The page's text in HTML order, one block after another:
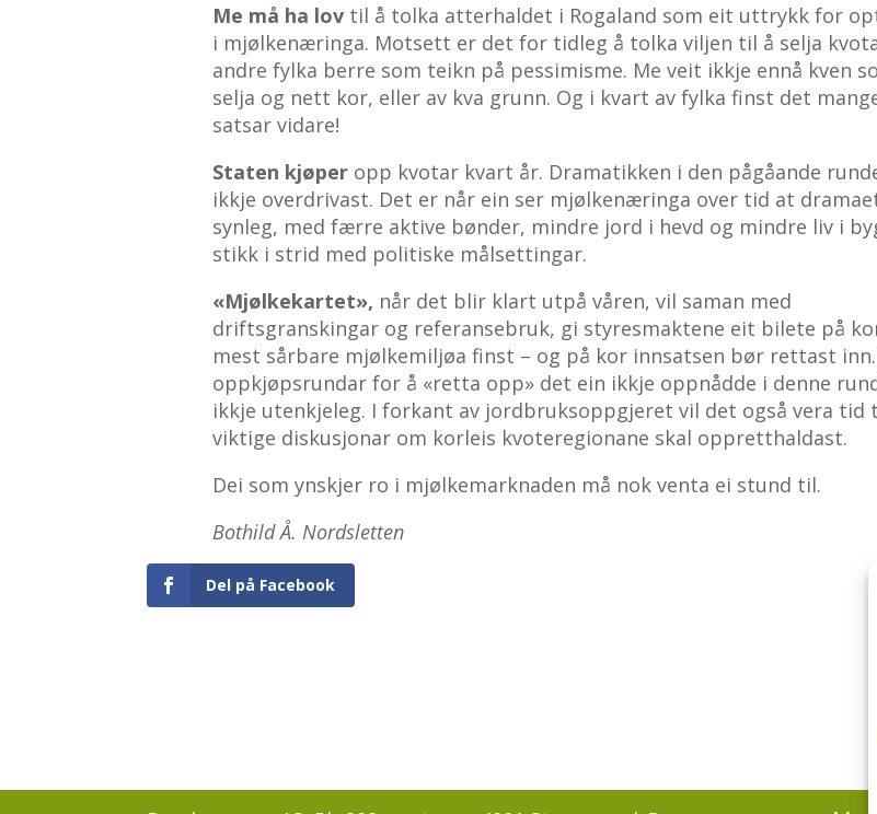
Me må ha lov til å tolka atterhaldet i Rogaland som eit uttrykk for
i mjølkenæringa. Motsett er det for tidleg å tolka viljen til å selja
andre fylka berre som teikn på pessimisme. Me veit ikkje ennå kven
selja og nett kor, eller av kva grunn. Og i kvart av fylka finst det
satsar vidare!
Staten kjøper opp kvotar kvart år. Dramatikken i den pågåande
ikkje overdrivast. Det er når ein ser mjølkenæringa over tid at
synleg, med færre aktive bønder, mindre jord i hevd og mindre liv i
stikk i strid med politiske målsettingar.
«Mjølkekartet», når det blir klart utpå våren, vil saman med
driftsgranskingar og referansebruk, gi styresmaktene eit bilete på
mest sårbare mjølkemiljøa finst – og på kor innsatsen bør rettast
oppkjøpsrundar for å «retta opp» det ein ikkje oppnådde i denne
ikkje utenkjeleg. I forkant av jordbruksoppgjeret vil det også vera tid
viktige diskusjonar om korleis kvoteregionane skal oppretthaldast.
Dei som ynskjer ro i mjølkemarknaden må nok venta ei stund til.
Bothild Å. Nordsletten
Del på Facebook